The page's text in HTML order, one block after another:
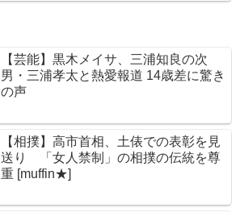
【芸能】黒木メイサ、三浦知良の次
男・三浦孝太と熱愛報道 14歳差に驚き
の声
【相撲】高市首相、土俵での表彰を見
送り 「女人禁制」の相撲の伝統を尊
重 [muffin★]